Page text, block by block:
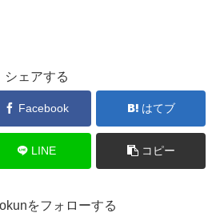
シェアする
Facebook はてブ
LINE コピー
をフォローする